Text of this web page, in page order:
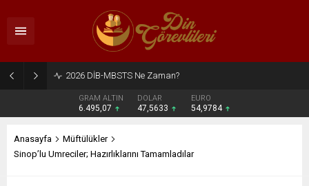
2026 DİB-MBSTS Ne Zaman?
GRAM ALTIN
6.495,07
DOLAR
47,5633
EURO
54,9784
Anasayfa
Müftülükler
Sinop’lu Umreciler; Hazırlıklarını Tamamladılar